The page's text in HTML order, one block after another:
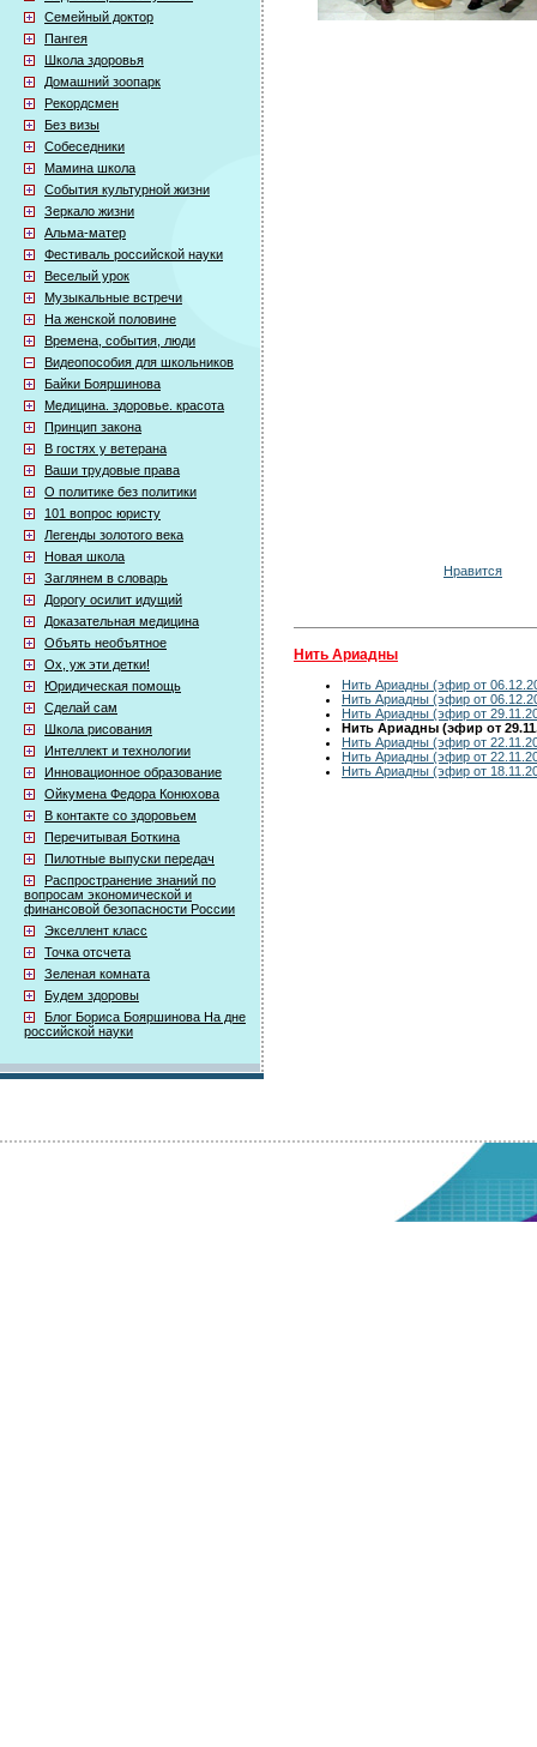
Семейный доктор
Пангея
Школа здоровья
Домашний зоопарк
Рекордсмен
Без визы
Собеседники
Мамина школа
События культурной жизни
Зеркало жизни
Альма-матер
Фестиваль российской науки
Веселый урок
Музыкальные встречи
На женской половине
Времена, события, люди
Видеопособия для школьников
Байки Бояршинова
Медицина. здоровье. красота
Принцип закона
В гостях у ветерана
Ваши трудовые права
О политике без политики
101 вопрос юристу
Легенды золотого века
Новая школа
Заглянем в словарь
Дорогу осилит идущий
Доказательная медицина
Объять необъятное
Ох, уж эти детки!
Юридическая помощь
Сделай сам
Школа рисования
Интеллект и технологии
Инновационное образование
Ойкумена Федора Конюхова
В контакте со здоровьем
Перечитывая Боткина
Пилотные выпуски передач
Распространение знаний по
вопросам экономической и
финансовой безопасности России
Экселлент класс
Точка отсчета
Зеленая комната
Будем здоровы
Блог Бориса Бояршинова На дне
российской науки
Нравится
Нить Ариадны
Нить Ариадны (эфир от
Нить Ариадны (эфир от
Нить Ариадны (эфир от
Нить Ариадны (эфир от
Нить Ариадны (эфир от
Нить Ариадны (эфир от
Нить Ариадны (эфир от